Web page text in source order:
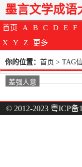
首页 A B C D E F
X
Y Z 更多
墨言文学成语
你的位置： 首页 > TAG
差强人意
© 2012-2023 粤ICP备